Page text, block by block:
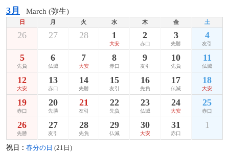
3月 March (弥生)
日 月 火 水 木 金 土
26 27 28 1
大安
2
赤口
3
先勝
4
友引
5
先負
6
仏滅
7
大安
8
赤口
9
友引
10
先負
11
仏滅
12
大安
13
赤口
14
先勝
15
友引
16
先負
17
仏滅
18
大安
19
赤口
20
先勝
21
友引
22
先負
23
仏滅
24
大安
25
赤口
26
先勝
27
友引
28
先負
29
仏滅
30
大安
31
赤口
1
祝日： 春分の日 (21日)